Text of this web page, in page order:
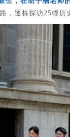
，逐栋探访25幢